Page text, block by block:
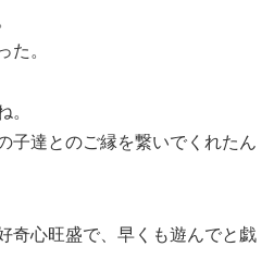
た。
。
子達とのご縁を繋いでくれたん
奇心旺盛で、早くも遊んでと戯